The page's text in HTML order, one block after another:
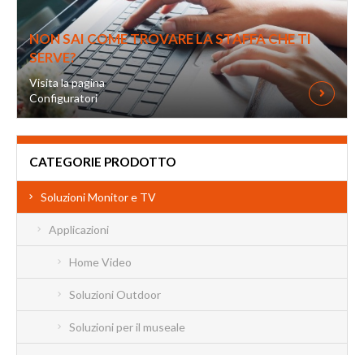
NON SAI COME TROVARE LA STAFFA CHE TI
SERVE?
Visita la pagina
Configuratori
CATEGORIE PRODOTTO
Soluzioni Monitor e TV
Applicazioni
Home Video
Soluzioni Outdoor
Soluzioni per il museale